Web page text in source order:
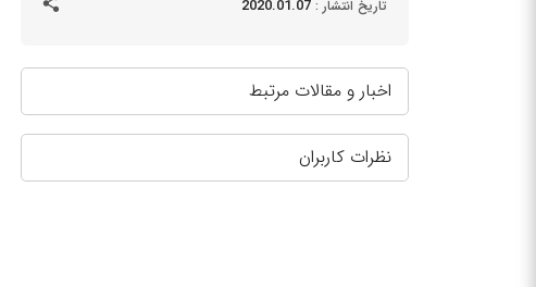
تاریخ انتشار : 2020.01.07
اخبار و مقالات مرتبط
نظرات کاربران